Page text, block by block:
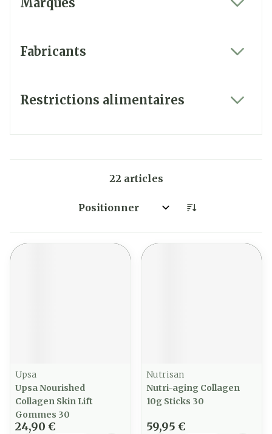
Fabricants
Restrictions alimentaires
22 articles
Trier par:
Upsa
Upsa Nourished
Collagen Skin Lift
Gommes 30
24,90 €
Nutrisan
Nutri-aging Collagen
10g Sticks 30
59,95 €